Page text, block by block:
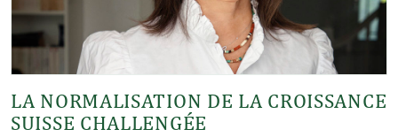
LA NORMALISATION DE LA CROISSANCE
SUISSE CHALLENGÉE